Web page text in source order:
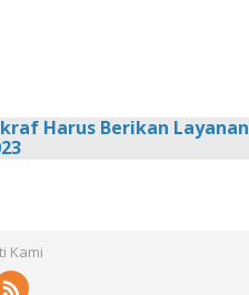
Harus Berikan Layanan
Kami